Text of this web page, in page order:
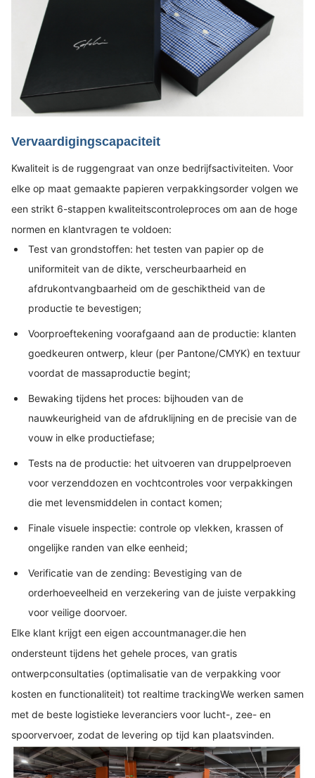
Vervaardigingscapaciteit
Kwaliteit is de ruggengraat van onze bedrijfsactiviteiten. Voor
elke op maat gemaakte papieren verpakkingsorder volgen we
een strikt 6-stappen kwaliteitscontroleproces om aan de hoge
normen en klantvragen te voldoen:
Test van grondstoffen: het testen van papier op de
uniformiteit van de dikte, verscheurbaarheid en
afdrukontvangbaarheid om de geschiktheid van de
productie te bevestigen;
Voorproeftekening voorafgaand aan de productie: klanten
goedkeuren ontwerp, kleur (per Pantone/CMYK) en textuur
voordat de massaproductie begint;
Bewaking tijdens het proces: bijhouden van de
nauwkeurigheid van de afdruklijning en de precisie van de
vouw in elke productiefase;
Tests na de productie: het uitvoeren van druppelproeven
voor verzenddozen en vochtcontroles voor verpakkingen
die met levensmiddelen in contact komen;
Finale visuele inspectie: controle op vlekken, krassen of
ongelijke randen van elke eenheid;
Verificatie van de zending: Bevestiging van de
orderhoeveelheid en verzekering van de juiste verpakking
voor veilige doorvoer.
Elke klant krijgt een eigen accountmanager.die hen
ondersteunt tijdens het gehele proces, van gratis
ontwerpconsultaties (optimalisatie van de verpakking voor
kosten en functionaliteit) tot realtime trackingWe werken samen
met de beste logistieke leveranciers voor lucht-, zee- en
spoorvervoer, zodat de levering op tijd kan plaatsvinden.